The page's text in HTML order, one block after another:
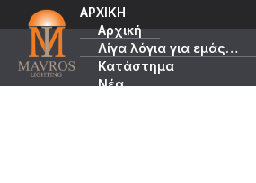
ΑΡΧΙΚΗ
Αρχική
Λίγα λόγια για εμάς…
Κατάστημα
Νέα